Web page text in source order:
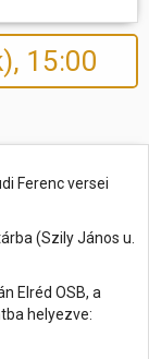
15:00
Ferenc versei
(Szily János u.
Elréd OSB, a
helyezve: